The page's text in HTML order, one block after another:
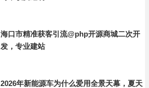
海口市精准获客引流@php开源商城二次开
发，专业建站
2026年新能源车为什么爱用全景天幕，夏天